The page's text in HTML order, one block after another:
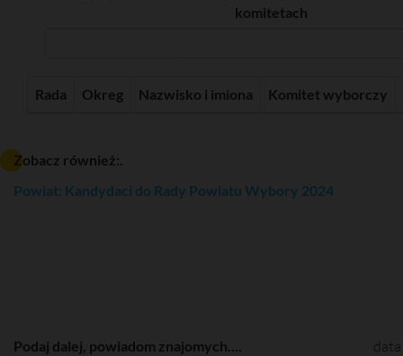
komitetach
Rada Okreg Nazwisko i imiona Komitet wyborczy
Zobacz również:.
Powiat: Kandydaci do Rady Powiatu Wybory 2024
Podaj dalej, powiadom znajomych....